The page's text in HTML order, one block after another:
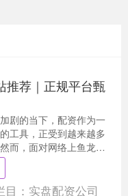
推荐｜正规平台甄
剧的当下，配资作为一
工具，正受到越来越多
而，面对网络上鱼龙混
何筛选出安全、正规的
....
目： 实盘配资公司